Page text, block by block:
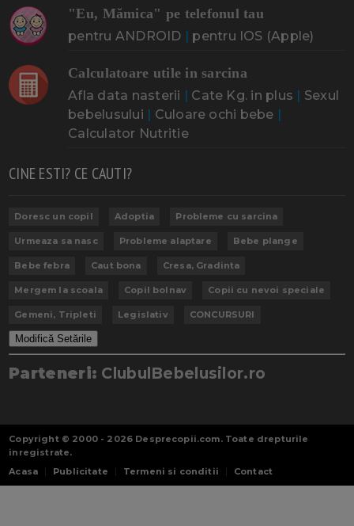
"Eu, Mămica" pe telefonul tau
pentru ANDROID | pentru IOS (Apple)
Calculatoare utile in sarcina
Afla data nasterii | Cate Kg. in plus | Sexul
bebelusului | Culoare ochi bebe |
Calculator Nutritie
CINE ESTI? CE CAUTI?
Doresc un copil Adoptia Probleme cu sarcina
Urmeaza sa nasc Probleme alaptare Bebe plange
Bebe febra Caut bona Cresa, Gradinta
Mergem la scoala Copil bolnav Copii cu nevoi speciale
Gemeni, Tripleti Legislativ CONCURSURI
Modifică Setările
Parteneri: ClubulBebelusilor.ro
Copyright © 2000 - 2026 Desprecopii.com. Toate drepturile
inregistrate.
Acasa
Publicitate Termeni si conditii Contact